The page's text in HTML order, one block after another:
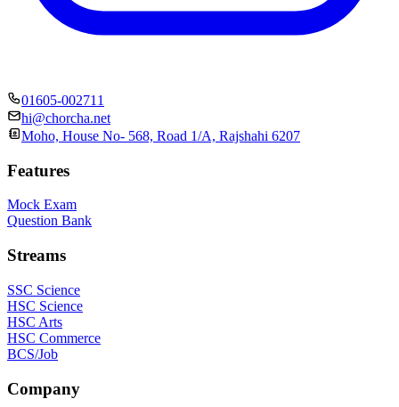
01605-002711
hi@chorcha.net
Moho, House No- 568, Road 1/A, Rajshahi 6207
Features
Mock Exam
Question Bank
Streams
SSC Science
HSC Science
HSC Arts
HSC Commerce
BCS/Job
Company